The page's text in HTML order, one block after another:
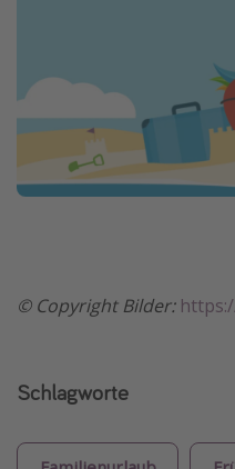
©️ Copyright Bilder:
Schlagworte